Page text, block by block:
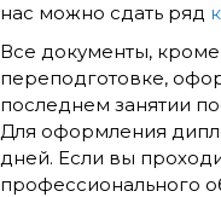
нас можно сдать ряд
Все документы,
переподготовке,
последнем занятии
Для оформления
дней. Если вы
профессионального